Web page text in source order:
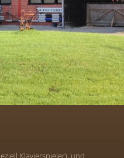
Klavierspieler), und